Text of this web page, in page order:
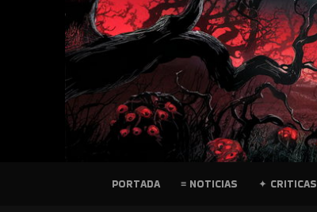
PELICULAS
PORTADA ≡ NOTICIAS ✦ CRITICAS